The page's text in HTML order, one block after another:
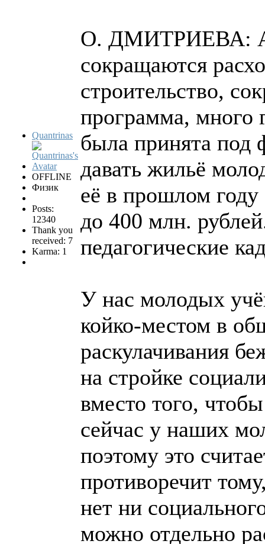
Quantrinas
OFFLINE
Физик
Posts:
12340
Thank you
received: 7
Karma: 1
О. ДМИТРИЕВА:
сокращаются
строительство,
программа, много
была принята под
давать жильё
её в прошлом году
до 400 млн.
педагогические
У нас молодых
койко-местом в
раскулачивания
на стройке
вместо того,
сейчас у наших
поэтому это
противоречит
нет ни
можно отдельно